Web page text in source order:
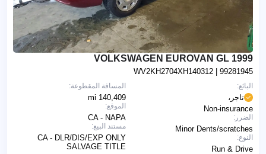
1999 VOLKSWAGEN EUROVAN GL
WV2KH2704XH140312 | 99281945
المسافة المقطوعة:
140,409 mi
الموقع:
CA - NAPA
مستند البيع:
CA - DLR/DIS/EXP ONLY
SALVAGE TITLE
البائع:
تاجر،
Non-insurance
الضرر:
Minor Dents/scratches
النوع:
Run & Drive